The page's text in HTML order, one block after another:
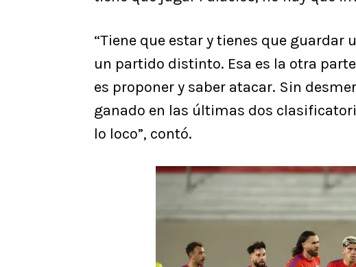
“Tiene que estar y tienes que guardar
un partido distinto. Esa es la otra
es proponer y saber atacar. Sin
ganado en las últimas dos
lo loco”, contó.